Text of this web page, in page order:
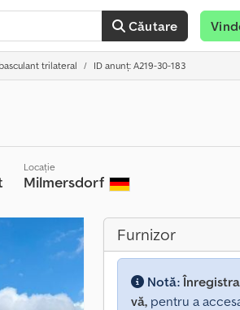
Căutare
trilateral ID anunț: A219-30-183
Locație
Milmersdorf
Furnizor
Notă:
vă, pentru a